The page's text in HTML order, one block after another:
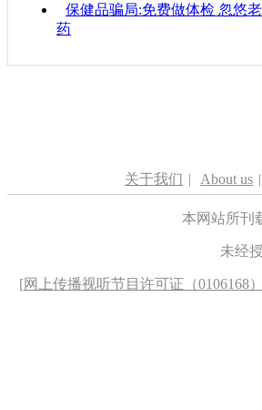
保健品骗局:免费做体检 忽悠
药
关于我们 | About us |
本网站所刊
未经
[网上传播视听节目许可证（0106168）